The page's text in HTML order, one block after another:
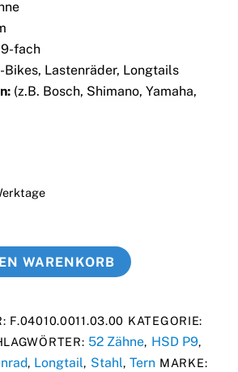
fach
Bikes, Lastenräder, Longtails
(z.B. Bosch, Shimano, Yamaha,
WARENKORB
F.04010.0011.03.00 KATEGORIE:
52 Zähne, HSD P9,
, Longtail, Stahl,Tern MARKE: